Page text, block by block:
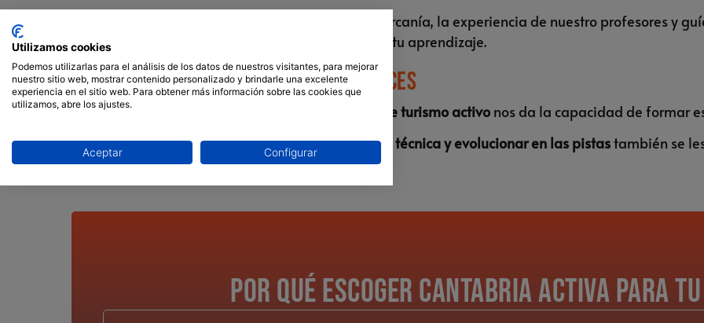
, de la enseñanza sin cercanía, la experiencia de nuestro profesores y
trabajo y de formación, esto lo veras plasmado en tu aprendizaje.
No importa el nivel con el que empieces
La experiencia de nuestros profesores de esquí y de turismo activonos da la capacidad de formar
Y a los esquiadores que busquen o quieranpulir la técnica y evolucionar en las pistastambién se
Por qué escoger Cantabria Activa para
Utilizamos cookies
Podemos utilizarlas para el análisis de los datos de nuestros visitantes, para mejorar
nuestro sitio web, mostrar contenido personalizado y brindarle una excelente
experiencia en el sitio web. Para obtener más información sobre las cookies que
utilizamos, abre los ajustes.
Aceptar Configurar